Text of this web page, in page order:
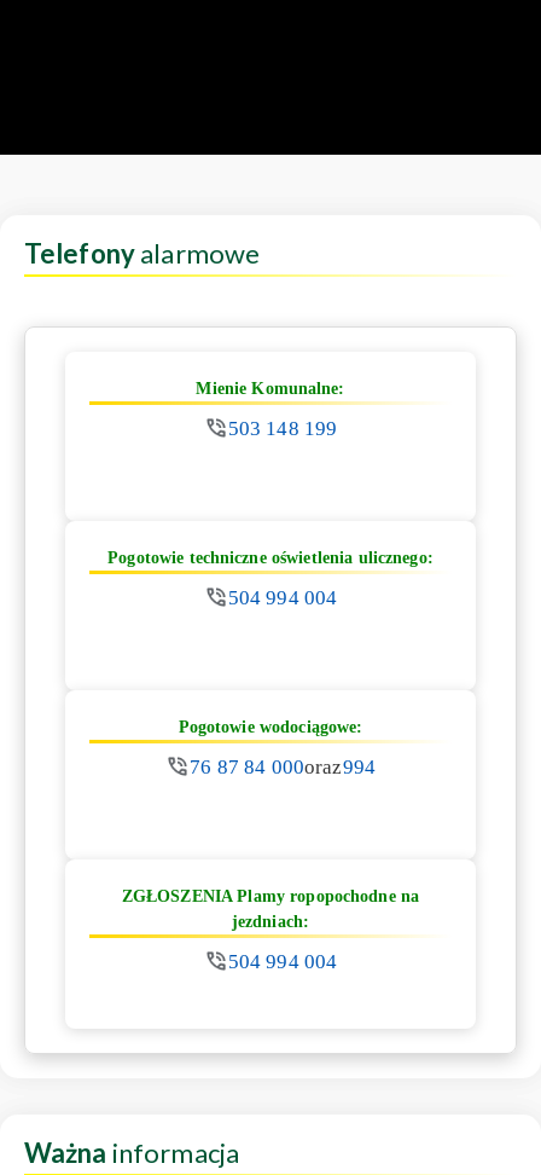
Telefonyalarmowe
Mienie Komunalne:
503 148 199
Pogotowie techniczne oświetlenia ulicznego:
504 994 004
Pogotowie wodociągowe:
76 87 84 000oraz994
ZGŁOSZENIA Plamy ropopochodne na
jezdniach:
504 994 004
Ważna informacja